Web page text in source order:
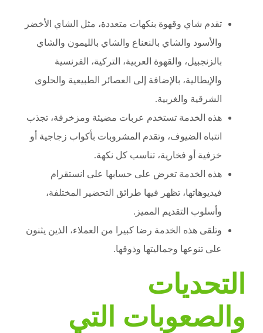
تقدم شاي وقهوة بنكهات متعددة، مثل الشاي الأخضر
والأسود والشاي بالنعناع والشاي بالليمون والشاي
بالزنجبيل، والقهوة العربية، التركية، الفرنسية
والإيطالية، بالإضافة إلى العصائر الطبيعية والحلوى
الشرقية والغربية.
هذه الخدمة تستخدم عربات مضيئة ومزخرفة، تجذب
انتباه الضيوف، وتقدم المشروبات بأكواب زجاجية أو
خزفية أو فخارية، تناسب كل نكهة.
هذه الخدمة تعرض على حسابها على انستقرام
فيديوهاتها، تظهر فيها طرائق التحضير المختلفة،
وأسلوب التقديم المميز.
وتلقى هذه الخدمة رضا كبيرا من العملاء، الذين يثنون
على تنوعها وجماليتها وذوقها.
التحديات
والصعوبات التي